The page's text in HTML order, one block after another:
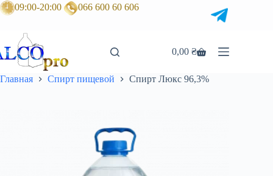
Перейти
к
09:00-20:00 066 600 60 606
Корзина
0,00₴
Главная Спирт пищевой Спирт Люкс 96,3%